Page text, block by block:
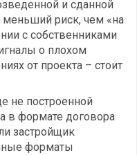
и сданной
риск, чем «на
с собственниками
о плохом
от проекта – стоит
не построенной
в формате договора
застройщик
форматы